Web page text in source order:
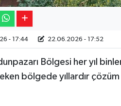
- 17:44 22.06.2026 - 17:52
Bölgesi her yıl
bölgede yıllardır